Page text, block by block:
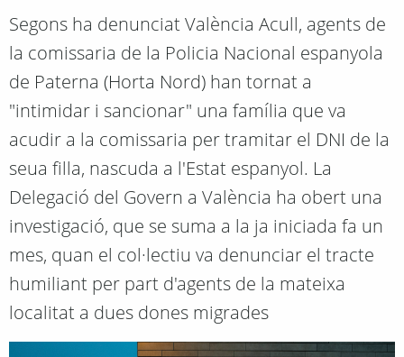
Segons ha denunciat València Acull, agents de
la comissaria de la Policia Nacional espanyola
de Paterna (Horta Nord) han tornat a
"intimidar i sancionar" una família que va
acudir a la comissaria per tramitar el DNI de la
seua filla, nascuda a l'Estat espanyol. La
Delegació del Govern a València ha obert una
investigació, que se suma a la ja iniciada fa un
mes, quan el col·lectiu va denunciar el tracte
humiliant per part d'agents de la mateixa
localitat a dues dones migrades